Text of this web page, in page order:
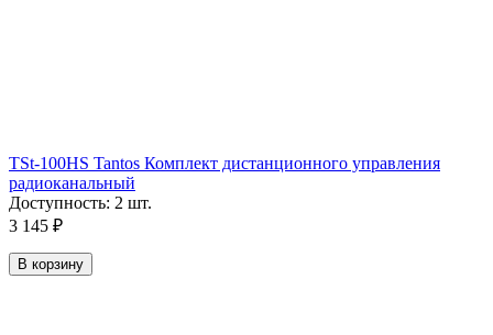
TSt-100HS Tantos Комплект дистанционного управления
радиоканальный
Доступность: 2 шт.
3 145 ₽
В корзину